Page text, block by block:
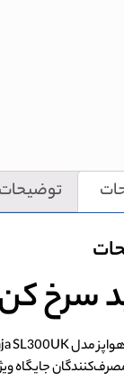
سرخ
جایگاه